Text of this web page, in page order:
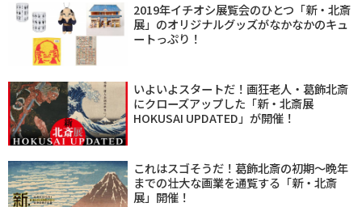
2019年イチオシ展覧会のひとつ「新・北斎
展」のオリジナルグッズがなかなかのキュ
ートっぷり！
いよいよスタートだ！画狂老人・葛飾北斎
にクローズアップした「新・北斎展
HOKUSAI UPDATED」が開催！
これはスゴそうだ！葛飾北斎の初期〜晩年
までの壮大な画業を通覧する「新・北斎
展」開催！